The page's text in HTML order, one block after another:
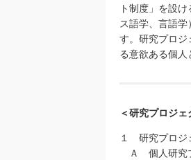
ト制度」を設
ス語学、言語
す。研究プロ
る意欲ある個人
＜研究プロジ
１ 研究プロジ
Ａ 個人研